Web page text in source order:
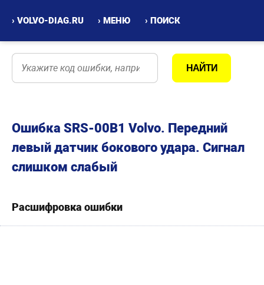
› VOLVO-DIAG.RU › МЕНЮ › ПОИСК
Ошибка SRS-00В1 Volvo. Передний
левый датчик бокового удара. Сигнал
слишком слабый
Расшифровка ошибки